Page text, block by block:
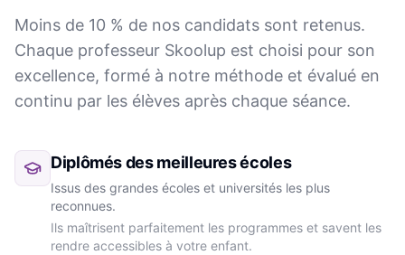
Moins de 10 % de nos candidats sont retenus.
Chaque professeur Skoolup est choisi pour son
excellence, formé à notre méthode et évalué en
continu par les élèves après chaque séance.
Diplômés des meilleures écoles
Issus des grandes écoles et universités les plus
reconnues.
Ils maîtrisent parfaitement les programmes et savent les
rendre accessibles à votre enfant.